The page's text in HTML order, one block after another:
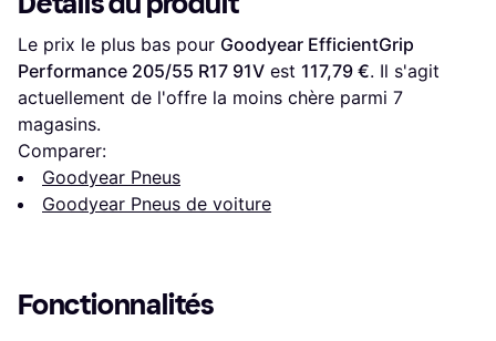
Le prix le plus bas pour Goodyear EfficientGrip
Performance 205/55 R17 91V est 117,79 €. Il s'agit
actuellement de l'offre la moins chère parmi 7
magasins.
Comparer:
Goodyear Pneus
Goodyear Pneus de voiture
Fonctionnalités